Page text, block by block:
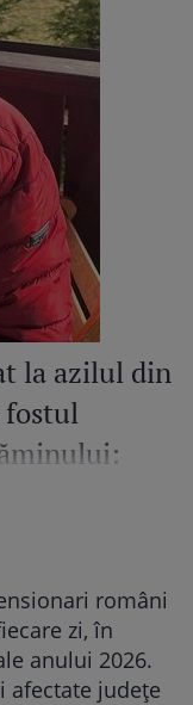
la azilul din
fostul
români
zi, în
anului 2026.
afectate județe